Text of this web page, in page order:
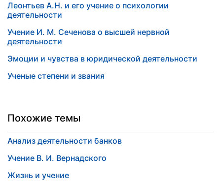
Леонтьев А.Н. и его учение о психологии
деятельности
Учение И. М. Сеченова о высшей нервной
деятельности
Эмоции и чувства в юридической деятельности
Ученые степени и звания
Похожие темы
Анализ деятельности банков
Учение В. И. Вернадского
Жизнь и учение